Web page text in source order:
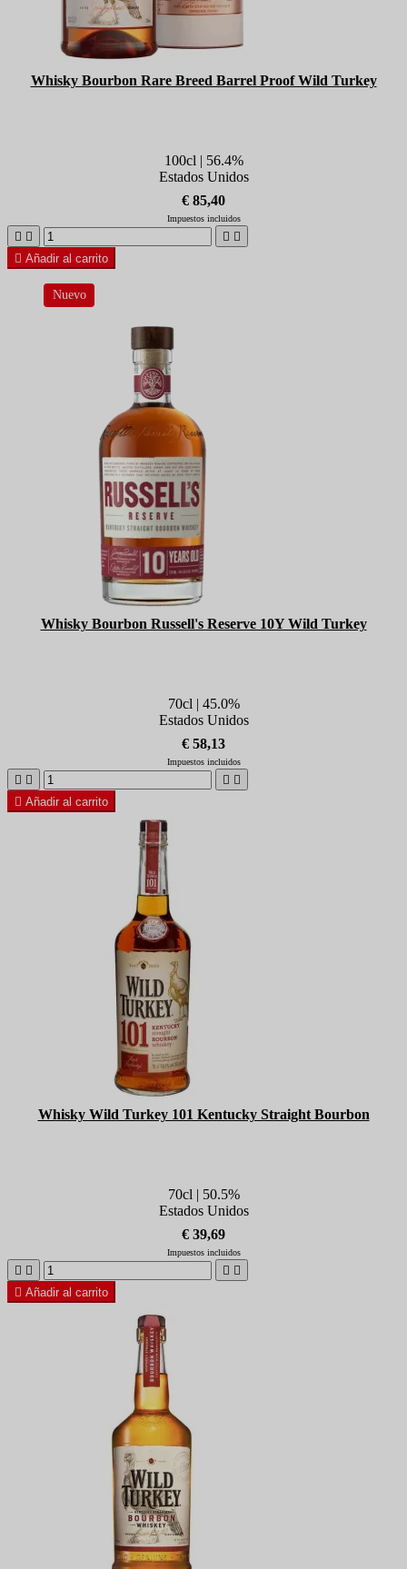
Whisky Bourbon Rare Breed Barrel Proof Wild Turkey
100cl | 56.4%
Estados Unidos
€ 85,40
Impuestos incluidos
   
 Añadir al carrito
Nuevo
Whisky Bourbon Russell's Reserve 10Y Wild Turkey
70cl | 45.0%
Estados Unidos
€ 58,13
Impuestos incluidos
   
 Añadir al carrito
Whisky Wild Turkey 101 Kentucky Straight Bourbon
70cl | 50.5%
Estados Unidos
€ 39,69
Impuestos incluidos
   
 Añadir al carrito